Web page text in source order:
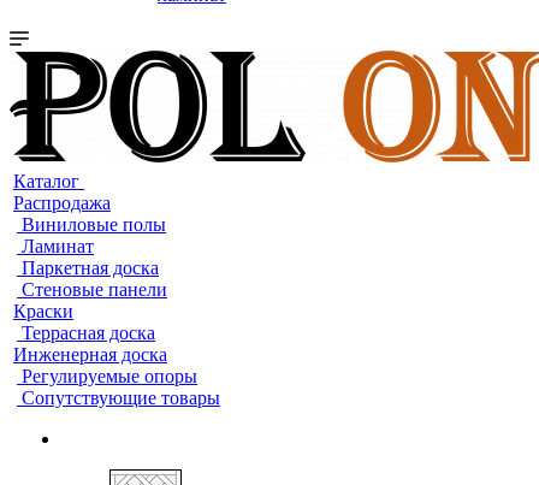
Каталог
Распродажа
Виниловые полы
Ламинат
Паркетная доска
Стеновые панели
Краски
Террасная доска
Инженерная доска
Регулируемые опоры
Сопутствующие товары